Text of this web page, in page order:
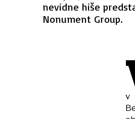
nevidne hiše
Nonument Group.
v